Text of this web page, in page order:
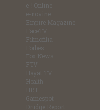
e-! Online
e-novine
Empire Magazine
FaceTV
Filmofilia
Forbes
Fox News
FTV
Hayat TV
Health
HRT
Gamespot
Drudge Report